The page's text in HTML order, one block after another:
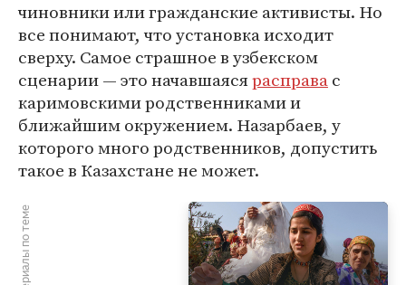
чиновники или гражданские активисты. Но
все понимают, что установка исходит
сверху. Самое страшное в узбекском
сценарии — это начавшаясярасправас
каримовскими родственниками и
ближайшим окружением. Назарбаев, у
которого много родственников, допустить
такое в Казахстане не может.
Материалы по теме